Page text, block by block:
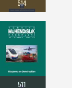
514
511